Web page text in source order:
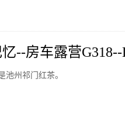
--房车露营G318--
池州祁门红茶。